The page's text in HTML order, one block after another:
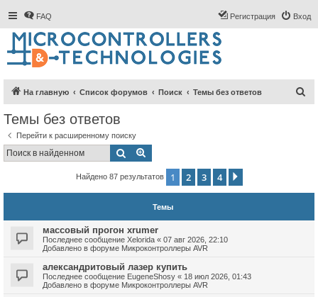
FAQ Вход
Регистрация
На главную Список форумов Поиск Темы без ответов
Темы без ответов
Перейти к расширенному поиску
Поиск
Найдено 87 результатов 1 2 3 4
Темы
массовый прогон xrumer
Последнее сообщение Xelorida « 07 авг 2026, 22:10
Добавлено в форуме Микроконтроллеры AVR
александритовый лазер купить
Последнее сообщение EugeneShosy « 18 июл 2026, 01:43
Добавлено в форуме Микроконтроллеры AVR